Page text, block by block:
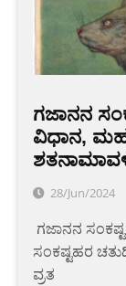
ಗಜಾನನ
ವಿಧಾನ,
28/Jun/2024
ಗಜಾನನ
ಸಂಕಷ್ಟಹರ
ವ್ರತ